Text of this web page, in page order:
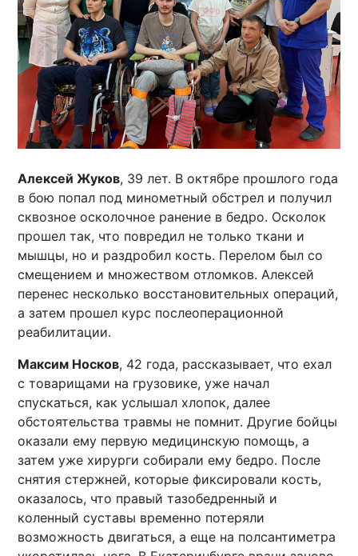
Алексей Жуков, 39 лет. В октябре прошлого года
в бою попал под минометный обстрел и получил
сквозное осколочное ранение в бедро. Осколок
прошел так, что повредил не только ткани и
мышцы, но и раздробил кость. Перелом был со
смещением и множеством отломков. Алексей
перенес несколько восстановительных операций,
а затем прошел курс послеоперационной
реабилитации.
Максим Носков, 42 года, рассказывает, что ехал
с товарищами на грузовике, уже начал
спускаться, как услышал хлопок, далее
обстоятельства травмы не помнит. Другие бойцы
оказали ему первую медицинскую помощь, а
затем уже хирурги собирали ему бедро. После
снятия стержней, которые фиксировали кость,
оказалось, что правый тазобедренный и
коленный суставы временно потеряли
возможность двигаться, а еще на полсантиметра